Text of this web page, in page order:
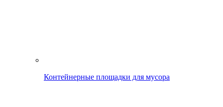
Контейнерные площадки для мусора